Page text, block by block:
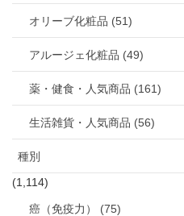
オリーブ化粧品 (51)
アルージェ化粧品 (49)
薬・健食・人気商品 (161)
生活雑貨・人気商品 (56)
種別
(1,114)
癌（免疫力） (75)